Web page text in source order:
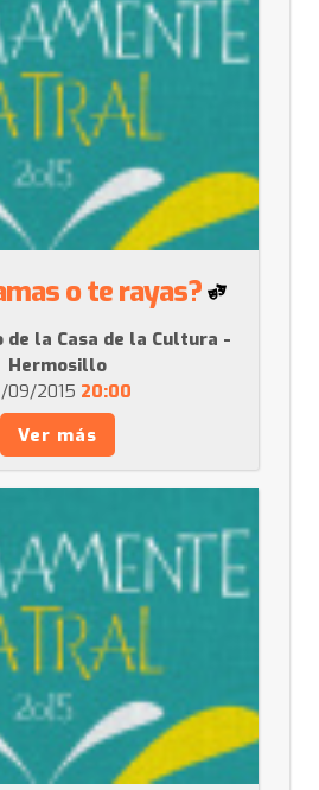
o te rayas?
la Casa de la Cultura -
Hermosillo
09/2015 20:00
Ver más